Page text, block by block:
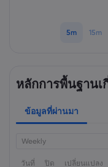
5m 15m
หลักการพื้นฐานเ
ข้อมูลที่ผ่านมา
Weekly
วันที่ ปิด เปลี่ยนแปลง